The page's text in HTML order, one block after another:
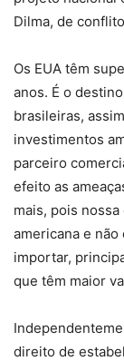
Dilma, de
Os EUA têm
anos. É o
brasileiras,
investimentos
parceiro
efeito as
mais, pois
americana e não
importar,
que têm maior
direito de